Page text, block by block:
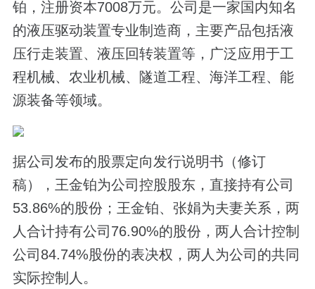
铂，注册资本7008万元。公司是一家国内知名
的液压驱动装置专业制造商，主要产品包括液
压行走装置、液压回转装置等，广泛应用于工
程机械、农业机械、隧道工程、海洋工程、能
源装备等领域。
据公司发布的股票定向发行说明书（修订
稿），王金铂为公司控股股东，直接持有公司
53.86%的股份；王金铂、张娟为夫妻关系，两
人合计持有公司76.90%的股份，两人合计控制
公司84.74%股份的表决权，两人为公司的共同
实际控制人。